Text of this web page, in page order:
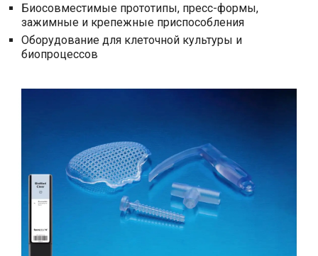
Биосовместимые прототипы, пресс-формы,
зажимные и крепежные приспособления
Оборудование для клеточной культуры и
биопроцессов